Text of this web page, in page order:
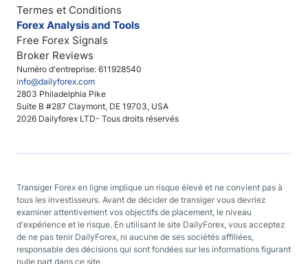
Numéro d'entreprise: 611928540
info@dailyforex.com
2803 Philadelphia Pike
Suite B #287 Claymont, DE 19703, USA
2026 Dailyforex LTD- Tous droits réservés
Termes et Conditions
Forex Analysis and Tools
Free Forex Signals
Broker Reviews
Transiger Forex en ligne implique un risque élevé et ne convient pas à
tous les investisseurs. Avant de décider de transiger vous devriez
examiner attentivement vos objectifs de placement, le niveau
d'expérience et le risque. En utilisant le site DailyForex, vous acceptez
de ne pas tenir DailyForex, ni aucune de ses sociétés affiliées,
responsable des décisions qui sont fondées sur les informations figurant
nulle part dans ce site.